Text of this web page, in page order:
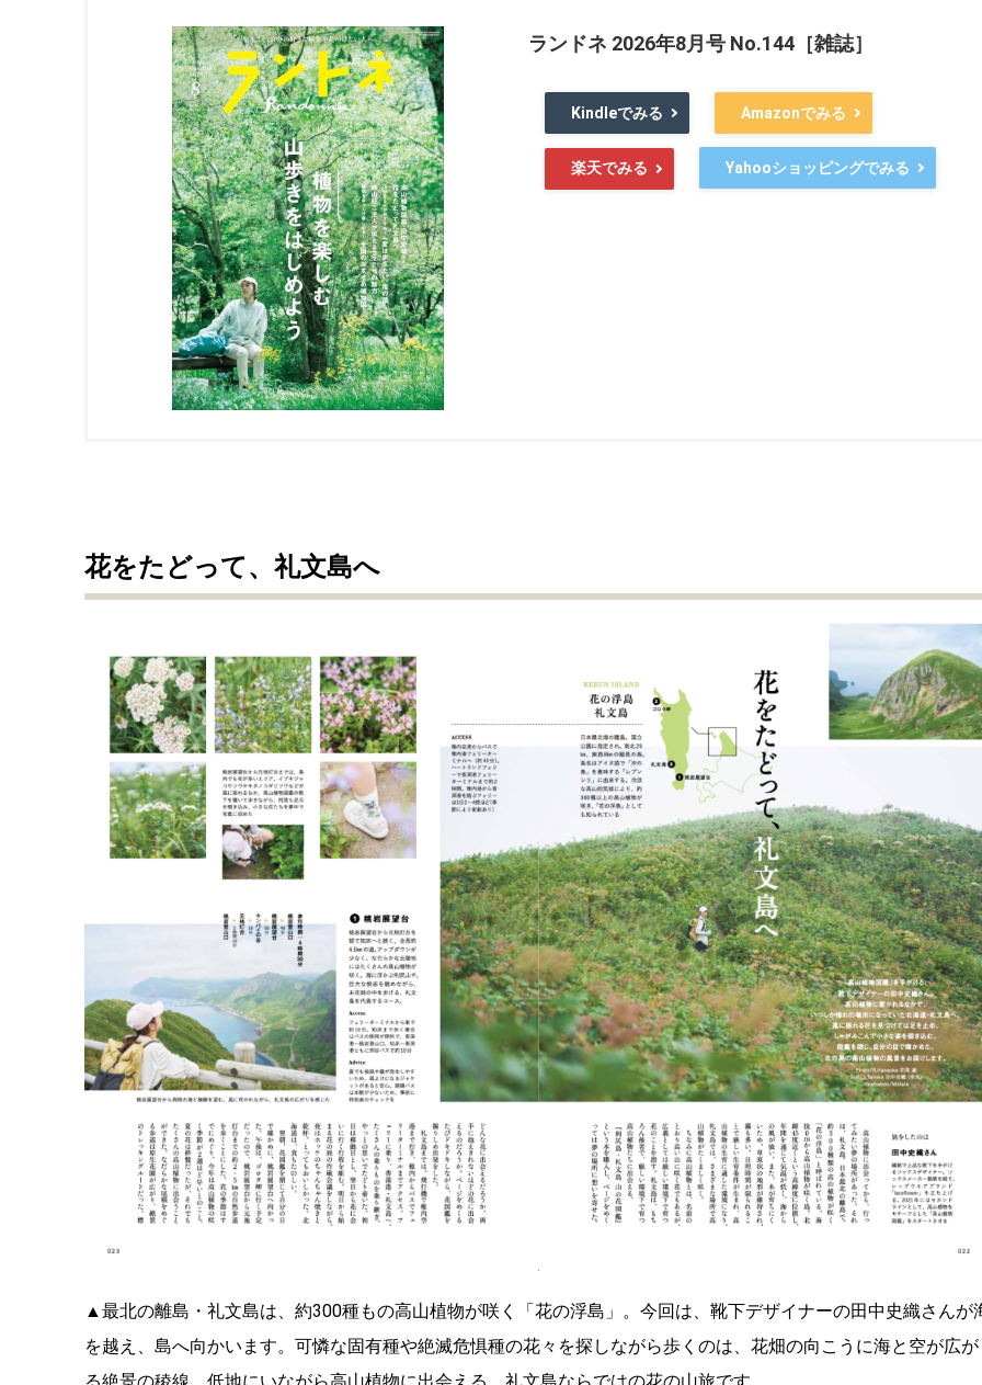
ランドネ 2026年8月号 No.144［雑誌］
Kindleでみる Amazonでみる
楽天でみる Yahooショッピングでみる
花をたどって、礼文島へ
▲最北の離島・礼文島は、約300種もの高山植物が咲く「花の浮島」。今回は、靴下デザイナーの田中史織さんが
を越え、島へ向かいます。可憐な固有種や絶滅危惧種の花々を探しながら歩くのは、花畑の向こうに海と空が広が